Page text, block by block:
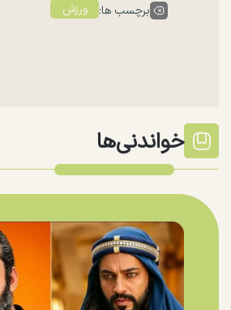
برچسب ها: ورزش
خواندنی‌ها